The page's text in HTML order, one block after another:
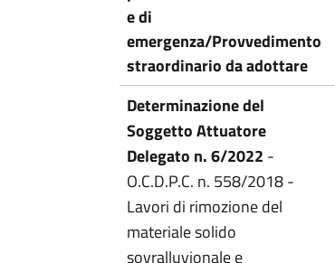
e di
emergenza/Provvedimento
straordinario da adottare
Determinazione del
Soggetto Attuatore
Delegato n. 6/2022 -
O.C.D.P.C. n. 558/2018 -
Lavori di rimozione del
materiale solido
sovralluvionale e